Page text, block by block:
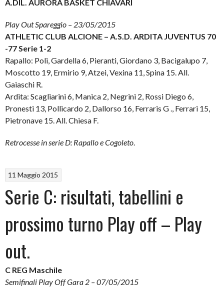
A.DIL. AURORA BASKET CHIAVARI
Play Out Spareggio – 23/05/2015
ATHLETIC CLUB ALCIONE – A.S.D. ARDITA JUVENTUS 70
-77 Serie 1-2
Rapallo: Poli, Gardella 6, Pieranti, Giordano 3, Bacigalupo 7,
Moscotto 19, Ermirio 9, Atzei, Vexina 11, Spina 15. All.
Gaiaschi R.
Ardita: Scagliarini 6, Manica 2, Negrini 2, Rossi Diego 6,
Pronesti 13, Pollicardo 2, Dallorso 16, Ferraris G ., Ferrari 15,
Pietronave 15. All. Chiesa F.
Retrocesse in serie D: Rapallo e Cogoleto
11 Maggio 2015
Serie C: risultati, tabellini e
prossimo turno Play off – Play
out.
C REG Maschile
Semifinali Play Off Gara 2 – 07/05/2015